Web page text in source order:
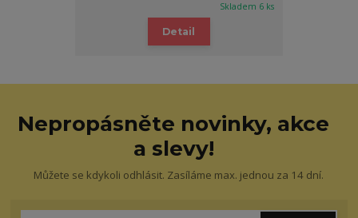
Skladem 6 ks
Detail
Nepropásněte novinky, akce
a slevy!
Můžete se kdykoli odhlásit. Zasíláme max. jednou za 14 dní.